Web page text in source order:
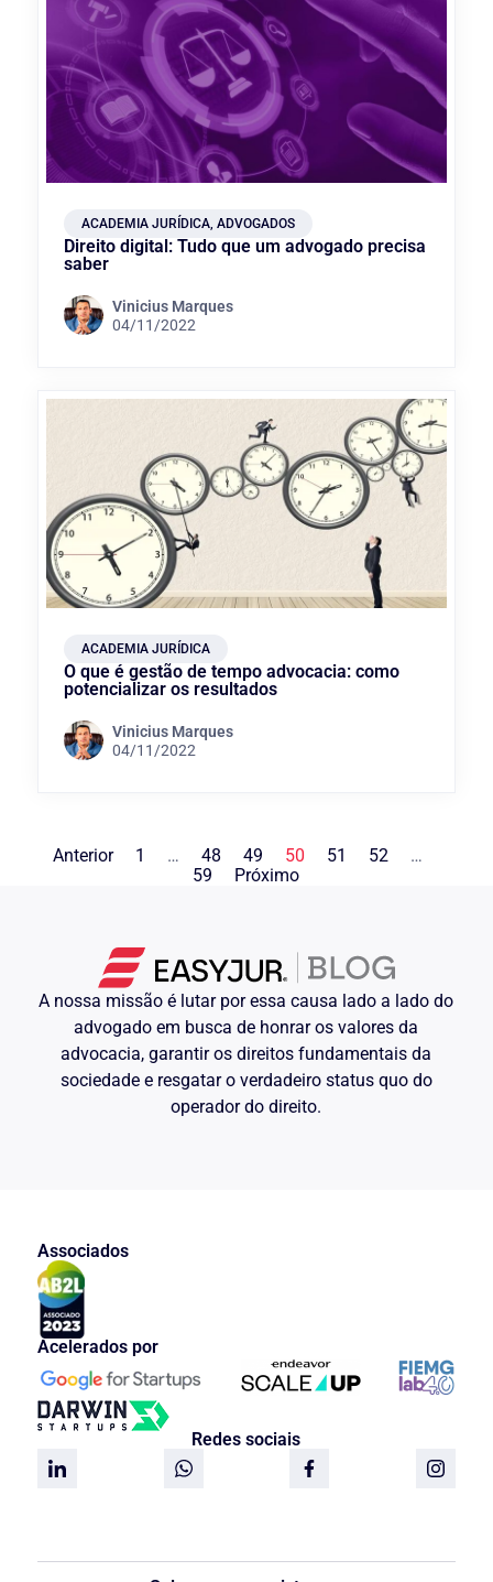
ACADEMIA JURÍDICA, ADVOGADOS
Direito digital: Tudo que um advogado precisa
saber
Vinicius Marques
04/11/2022
ACADEMIA JURÍDICA
O que é gestão de tempo advocacia: como
potencializar os resultados
Vinicius Marques
04/11/2022
Anterior 1 … 48 49 50 51 52
…
59
Próximo
A nossa missão é lutar por essa causa lado a lado do
advogado em busca de honrar os valores da
advocacia, garantir os direitos fundamentais da
sociedade e resgatar o verdadeiro status quo do
operador do direito.
Associados
Acelerados por
Redes sociais